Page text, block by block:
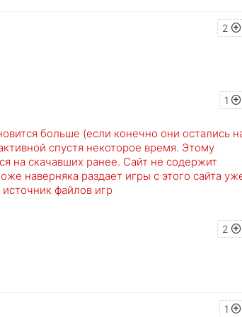
2
1
больше (если конечно они остались
спустя некоторое время. Этому
на скачавших ранее. Сайт не содержит
наверняка раздает игры с этого сайта
файлов игр
2
1